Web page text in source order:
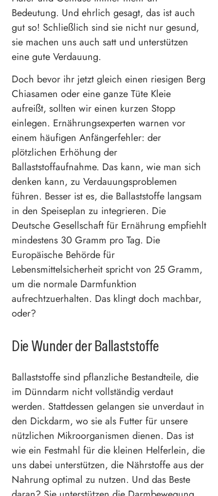
Bedeutung. Und ehrlich gesagt, das ist auch
gut so! Schließlich sind sie nicht nur gesund,
sie machen uns auch satt und unterstützen
eine gute Verdauung.
Doch bevor ihr jetzt gleich einen riesigen Berg
Chiasamen oder eine ganze Tüte Kleie
aufreißt, sollten wir einen kurzen Stopp
einlegen. Ernährungsexperten warnen vor
einem häufigen Anfängerfehler: der
plötzlichen Erhöhung der
Ballaststoffaufnahme. Das kann, wie man sich
denken kann, zu Verdauungsproblemen
führen. Besser ist es, die Ballaststoffe langsam
in den Speiseplan zu integrieren. Die
Deutsche Gesellschaft für Ernährung empfiehlt
mindestens 30 Gramm pro Tag. Die
Europäische Behörde für
Lebensmittelsicherheit spricht von 25 Gramm,
um die normale Darmfunktion
aufrechtzuerhalten. Das klingt doch machbar,
oder?
Die Wunder der Ballaststoffe
Ballaststoffe sind pflanzliche Bestandteile, die
im Dünndarm nicht vollständig verdaut
werden. Stattdessen gelangen sie unverdaut in
den Dickdarm, wo sie als Futter für unsere
nützlichen Mikroorganismen dienen. Das ist
wie ein Festmahl für die kleinen Helferlein, die
uns dabei unterstützen, die Nährstoffe aus der
Nahrung optimal zu nutzen. Und das Beste